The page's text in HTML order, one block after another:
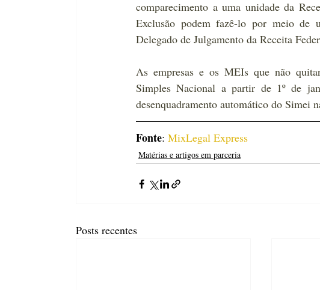
comparecimento a uma unidade da
Exclusão podem fazê-lo por meio de
Delegado de Julgamento da Receita
As empresas e os MEIs que não
Simples Nacional a partir de 1º de
desenquadramento automático do Simei
Fonte: MixLegal Express
Matérias e artigos em parceria
Posts recentes